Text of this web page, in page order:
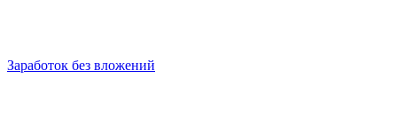
Заработок без вложений